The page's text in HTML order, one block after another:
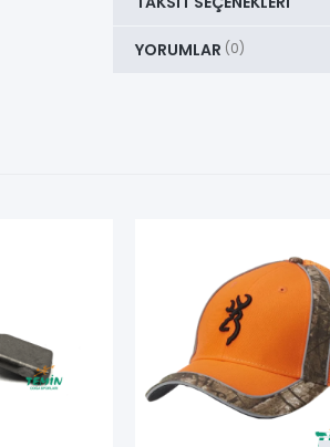
YORUMLAR (0)